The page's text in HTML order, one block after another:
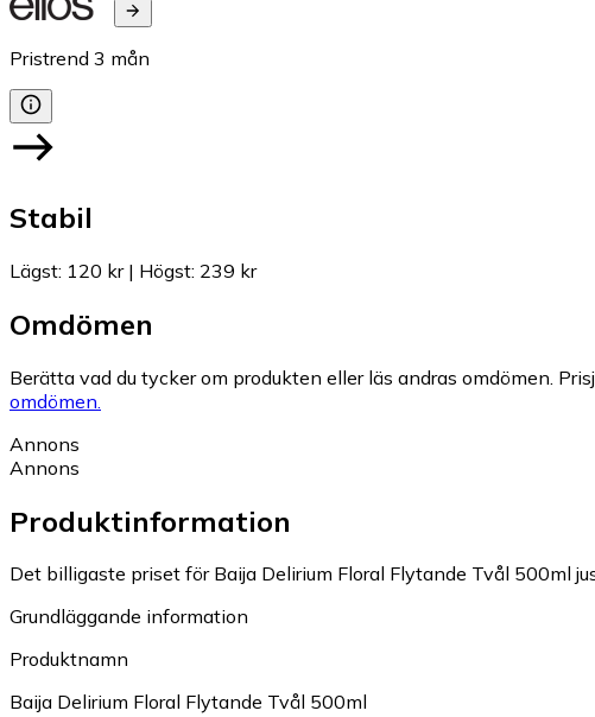
Pristrend 3 mån
Stabil
Lägst: 120 kr| Högst: 239 kr
Omdömen
Berätta vad du tycker om produkten eller läs andras omdömen.
omdömen.
Annons
Annons
Produktinformation
Det billigaste priset för Baija Delirium Floral Flytande Tvål 500ml
Grundläggande information
Produktnamn
Baija Delirium Floral Flytande Tvål 500ml